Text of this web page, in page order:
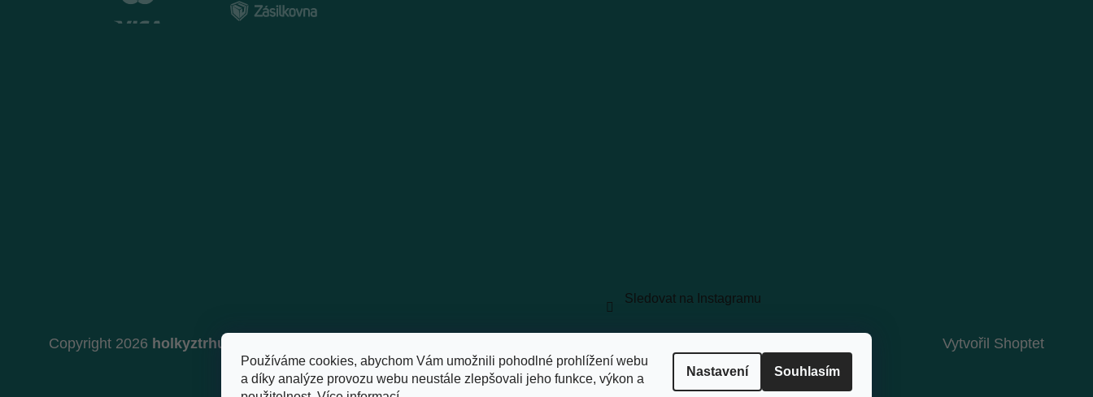
Používáme cookies, abychom Vám umožnili pohodlné prohlížení webu
a díky analýze provozu webu neustále zlepšovali jeho funkce, výkon a
Nastavení Souhlasím
Sledovat na Instagramu
Vytvořil Shoptet
Copyright 2026 holkyztrhu.cz